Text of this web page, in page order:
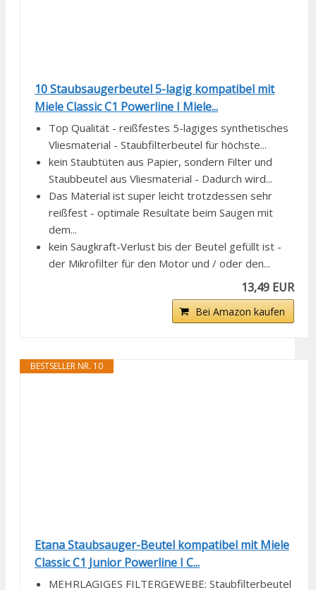
10 Staubsaugerbeutel 5-lagig kompatibel mit
Miele Classic C1 Powerline I Miele...
Top Qualität - reißfestes 5-lagiges synthetisches
Vliesmaterial - Staubfilterbeutel für höchste...
kein Staubtüten aus Papier, sondern Filter und
Staubbeutel aus Vliesmaterial - Dadurch wird...
Das Material ist super leicht trotzdessen sehr
reißfest - optimale Resultate beim Saugen mit
dem...
kein Saugkraft-Verlust bis der Beutel gefüllt ist -
der Mikrofilter für den Motor und / oder den...
13,49 EUR
Bei Amazon kaufen
BESTSELLER NR. 10
Etana Staubsauger-Beutel kompatibel mit Miele
Classic C1 Junior Powerline I C...
MEHRLAGIGES FILTERGEWEBE: Staubfilterbeutel